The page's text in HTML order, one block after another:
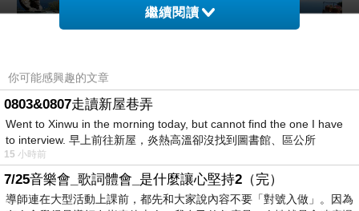
繼續閱讀
你可能感興趣的文章
0803&0807走讀新屋巷弄
Went to Xinwu in the morning today, but cannot find the one I have
to interview. 早上前往新屋，炎熱高溫卻沒找到圖書館、區公所
15 小時前
7/25音樂會_歌詞體會_是什麼讓心堅持2（完）
導師連在大型活動上課前，都先和大家說內容不要「對號入做」。因為